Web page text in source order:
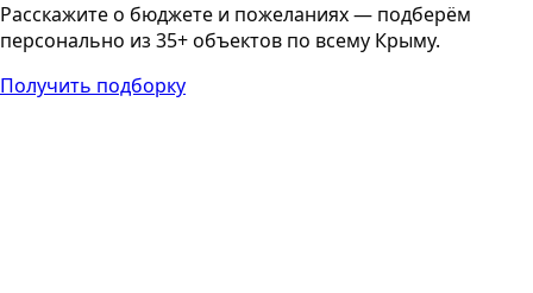
Расскажите о бюджете и пожеланиях — подберём
персонально из 35+ объектов по всему Крыму.
Получить подборку